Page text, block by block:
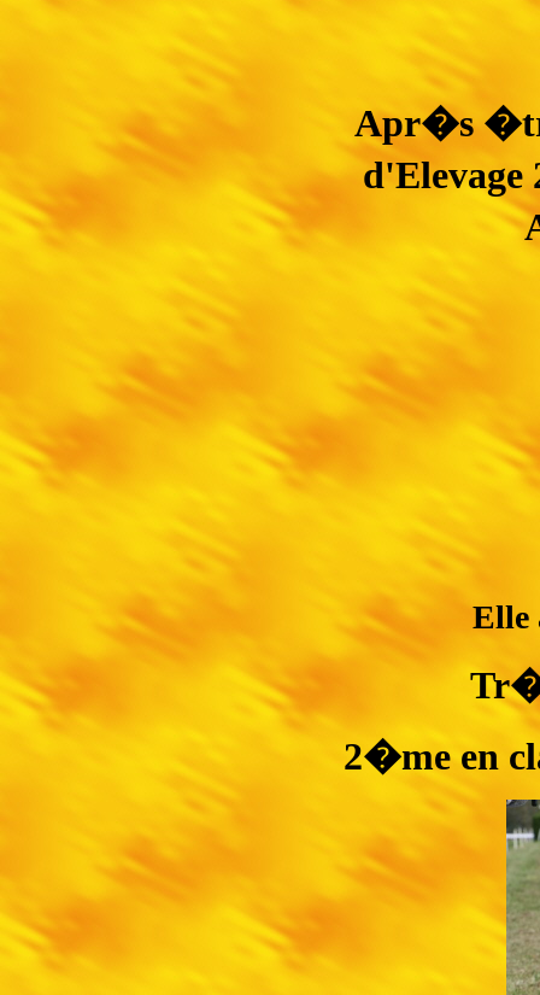
Apr�s
Elle
2�me en